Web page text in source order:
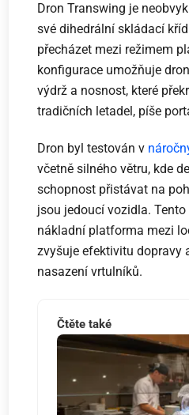
Dron Transwing je
své dihedrální skládací
přecházet mezi režimem
konfigurace umožňuje
výdrž a nosnost, které
tradičních letadel, píše
Dron byl testován v
včetně silného větru, kde
schopnost přistávat na
jsou jedoucí vozidla.
nákladní platforma mezi
zvyšuje efektivitu dopravy
nasazení vrtulníků.
Čtěte také